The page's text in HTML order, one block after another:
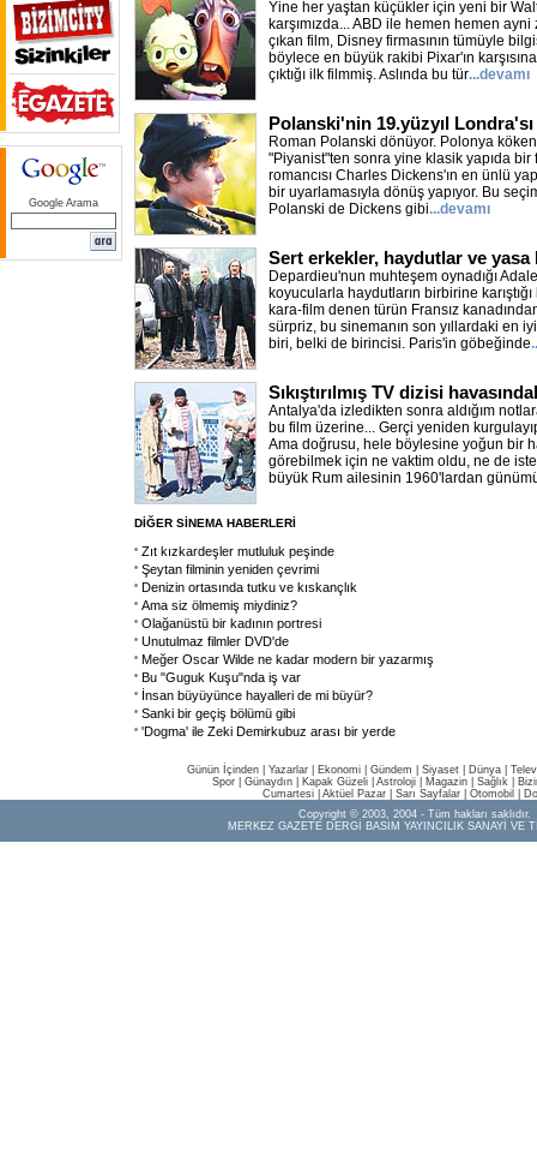
Google Arama
Yine her yaştan küçükler için yeni bir
karşımızda... ABD ile hemen hemen
çıkan film, Disney firmasının tümüyle
böylece en büyük rakibi Pixar'ın
çıktığı ilk filmmiş. Aslında bu tür...devamı
Polanski'nin 19.yüzyıl Londra'sı
Roman Polanski dönüyor. Polonya
"Piyanist"ten sonra yine klasik yapıda
romancısı Charles Dickens'ın en ünlü
bir uyarlamasıyla dönüş yapıyor. Bu
Polanski de Dickens gibi...devamı
Sert erkekler, haydutlar ve yasa
Depardieu'nun muhteşem oynadığı
koyucularla haydutların birbirine
kara-film denen türün Fransız
sürpriz, bu sinemanın son yıllardaki en
biri, belki de birincisi. Paris'in göbeğinde
Sıkıştırılmış TV dizisi
Antalya'da izledikten sonra aldığım
bu film üzerine... Gerçi yeniden
Ama doğrusu, hele böylesine yoğun bir
görebilmek için ne vaktim oldu, ne de
büyük Rum ailesinin 1960'lardan
DİĞER SİNEMA HABERLERİ
Zıt kızkardeşler mutluluk peşinde
Şeytan filminin yeniden çevrimi
Denizin ortasında tutku ve kıskançlık
Ama siz ölmemiş miydiniz?
Olağanüstü bir kadının portresi
Unutulmaz filmler DVD'de
Meğer Oscar Wilde ne kadar modern bir yazarmış
Bu "Guguk Kuşu"nda iş var
İnsan büyüyünce hayalleri de mi büyür?
Sanki bir geçiş bölümü gibi
'Dogma' ile Zeki Demirkubuz arası bir yerde
Günün İçinden Yazarlar Ekonomi Gündem Siyaset Dünya |
Spor
Günaydın Kapak Güzeli Astroloji Magazin Sağlık
Cumartesi| Aktüel Pazar| Sarı Sayfalar| Otomobil
Copyright © 2003, 2004 - Tüm hakları saklıdır.
MERKEZ GAZETE DERGİ BASIM YAYINCILIK SANAYİ VE